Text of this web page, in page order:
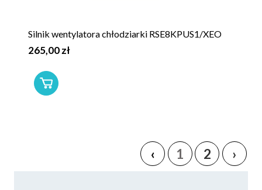
Silnik wentylatora chłodziarki RSE8KPUS1/XEO
265,00 zł
‹ 1 2 ›